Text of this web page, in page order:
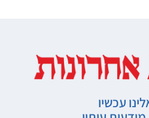
עכשיו